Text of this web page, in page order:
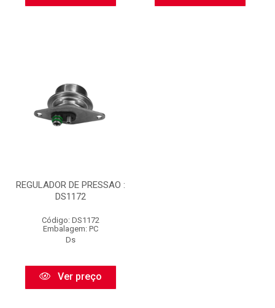
REGULADOR DE PRESSAO :
DS1172
Código: DS1172
Embalagem: PC
Ds
Ver preço